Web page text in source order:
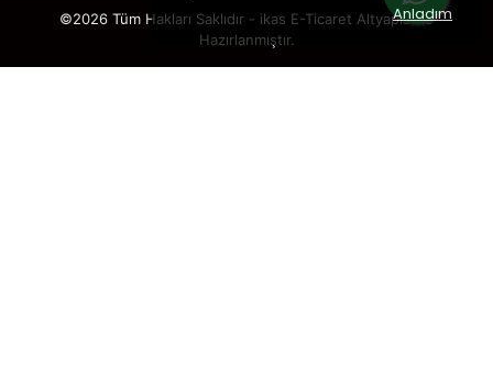
Anladım
©2026 Tüm Hakları Saklıdır - ikas E-Ticaret Altyapısı ile
Hazırlanmıştır.